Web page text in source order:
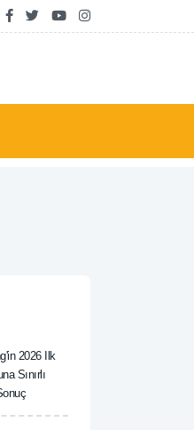
silahlı saldırı: 8 ölü,
2026 Ilk
Sınırlı